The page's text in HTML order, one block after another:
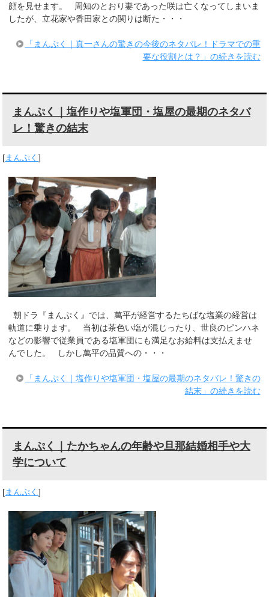
顔を見せます。 周知のとおり妻であった咲は亡くなってしまいま
したが、立花家や香田家との関りは断た・・・
「まんぷく｜真一さんの驚きの今後のネタバレ！ドラマでの重
要な役割とは？」の続きを読む
まんぷく｜塩作りや塩軍団・塩屋の最期のネタバ
レ！驚きの結末
[まんぷく]
朝ドラ『まんぷく』では、萬平が経営するたちばな塩業の経営は
軌道に乗ります。 当初は茶色い塩が混じったり、世良のピンハネ
などの影響で従業員である塩軍団にも満足なお給料は支払えませ
んでした。 しかし萬平の品質への・・・
「まんぷく｜塩作りや塩軍団・塩屋の最期のネタバレ！驚きの
結末」の続きを読む
まんぷく｜たかちゃんの年齢や旦那結婚相手や大
学について
[まんぷく]